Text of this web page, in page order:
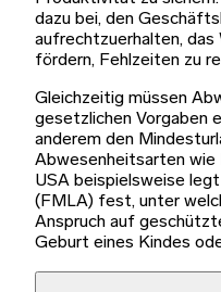
dazu bei, den
aufrechtzuerhalten,
fördern, Fehlzeiten zu
Gleichzeitig müssen
gesetzlichen Vorgaben
anderem den
Abwesenheitsarten wie
USA beispielsweise
(FMLA) fest, unter
Anspruch auf
Geburt eines Kindes